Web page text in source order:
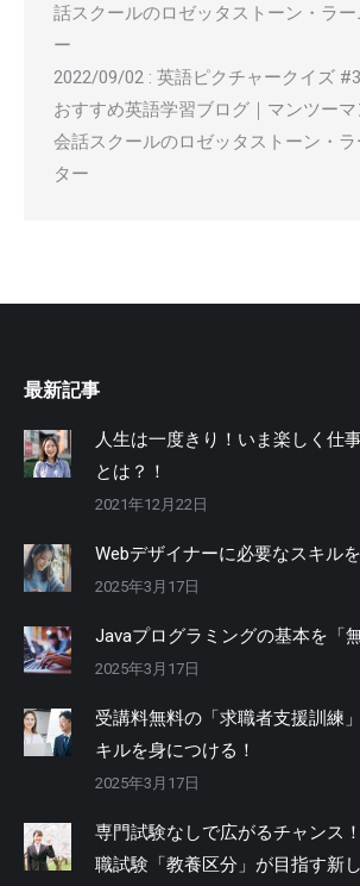
話スクールのロゼッタストーン・ラー
ー
2022/09/02 : 英語ピクチャークイズ
おすすめ英語学習ブログ｜マンツー
会話スクールのロゼッタストーン・
ター
最新記事
人生は一度きり！いま楽しく仕
とは？！
2021年12月22日
Webデザイナーに必要なスキル
2025年3月17日
Javaプログラミングの基本を「
2025年3月17日
受講料無料の「求職者支援訓練
キルを身につける！
2025年3月17日
専門試験なしで広がるチャンス
職試験「教養区分」が目指す新